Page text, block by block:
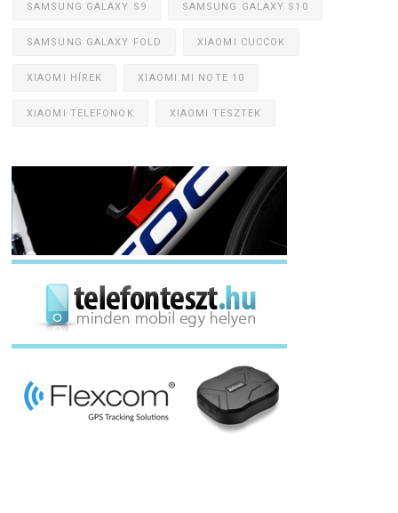
SAMSUNG GALAXY S9 SAMSUNG GALAXY S10
SAMSUNG GALAXY FOLD XIAOMI CUCCOK
XIAOMI HÍREK XIAOMI MI NOTE 10
XIAOMI TELEFONOK XIAOMI TESZTEK